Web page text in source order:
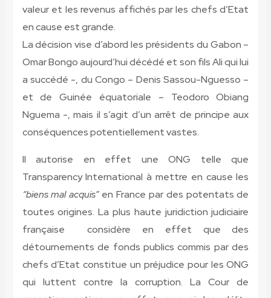
valeur et les revenus affichés par les chefs d’Etat
en cause est grande.
La décision vise d’abord les présidents du Gabon –
Omar Bongo aujourd’hui décédé et son fils Ali qui lui
a succédé -, du Congo – Denis Sassou-Nguesso –
et de Guinée équatoriale – Teodoro Obiang
Nguema -, mais il s’agit d’un arrêt de principe aux
conséquences potentiellement vastes.
Il autorise en effet une ONG telle que
Transparency International à mettre en cause les
“biens mal acquis”en France par des potentats de
toutes origines. La plus haute juridiction judiciaire
française considère en effet que des
détournements de fonds publics commis par des
chefs d’Etat constitue un préjudice pour les ONG
qui luttent contre la corruption. La Cour de